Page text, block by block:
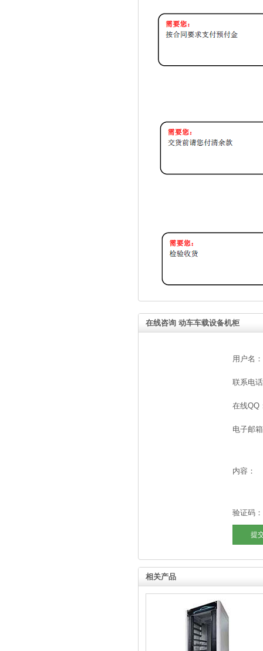
在线咨询 动车车载设备机柜
用户名：
联系电
在线QQ
电子邮
内容：
验证码：
相关产品